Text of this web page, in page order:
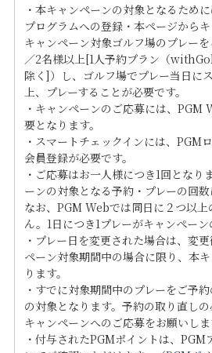
・本キャンペーンの対象となるため
プログラムへの登録・本ページから
キャンペーン対象ゴルフ場のプレー
／2名様以上[1人予約プラン（
除く]）し、ゴルフ場でプレー当日に
上、プレーすることが必要です。
・キャンペーンのご応募には、PGM
要となります。
・スマートチェックインには、PGM
会員登録が必要です。
・ご応募はお一人様につき1回となり
ーンの対象となる予約・プレーの回数
なお、PGM Webでは同日に２つ以
ん。1日につき1プレーがキャンペーン
・プレー日を変更された場合は、変
ペーン対象期間中の場合に限り、本
ります。
・すでに対象期間中のプレーをご予
の対象となります。予約の取り直しの
キャンペーンへのご応募をお願いしま
・付与されたPGMポイントは、